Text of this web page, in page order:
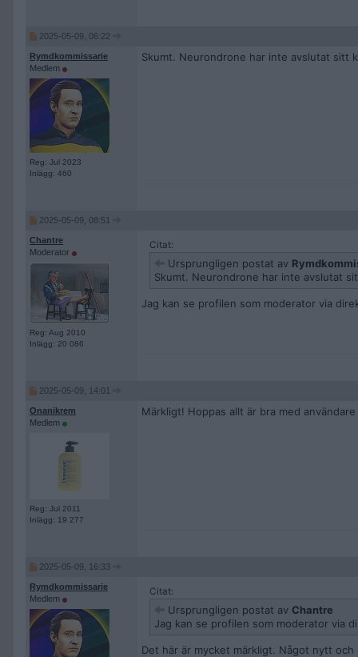
2025-05-09, 06:22
Rymdkommissarie
Medlem
Reg: Jul 2023
Inlägg: 460
Skumt. Neurondrone har inte avslutat sitt
2025-05-09, 08:51
Chantre
Moderator
Reg: Aug 2010
Inlägg: 20 086
Citat:
Ursprungligen postat av
Skumt. Neurondrone har inte avslutat
Jag kan se profilen som moderator via
2025-05-09, 14:01
Onanikrem
Medlem
Reg: Jul 2011
Inlägg: 19 277
Märkligt! Hoppas allt är bra med
2025-05-09, 16:33
Rymdkommissarie
Medlem
Citat:
Ursprungligen postat av Chantre
Jag kan se profilen som moderator via
Det här är mycket märkligt. Något nytt